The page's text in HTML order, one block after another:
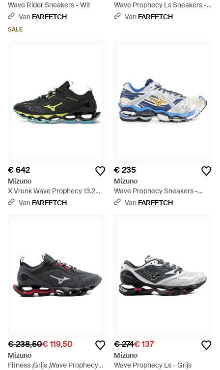
Wave Rider Sneakers - Wit
Van FARFETCH
SALE
Wave Prophecy Ls Sneakers -
RoodVan FARFETCH
€ 642
Mizuno
X Vrunk Wave Prophecy 13.2
Sneakers - Groen
Van FARFETCH
€ 235
Mizuno
Wave Prophecy Sneakers -
Blauw
Van FARFETCH
€ 238,50€ 119,50
Mizuno
Fitness ,Grijs ,Wave Prophecy
€ 274€ 137
Mizuno
Wave Prophecy Ls - Grijs